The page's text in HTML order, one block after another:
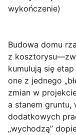
wykończenie)
Budowa domu
z
kumulują się
one z jednego
zmian w
a stanem gruntu,
dodatkowych
„wychodzą”